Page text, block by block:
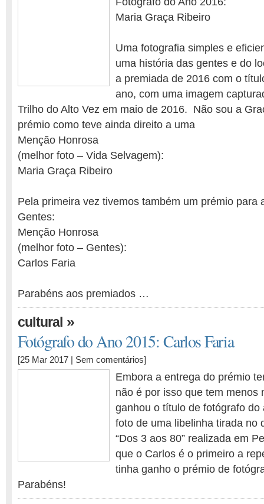
Maria Graça Ribeiro
Uma fotografia simples e
uma história das gentes e do
a premiada de 2016 com o
ano, com uma imagem
Trilho do Alto Vez em maio de 2016. Não sou a
prémio como teve ainda direito a uma
Menção Honrosa
(melhor foto – Vida Selvagem):
Maria Graça Ribeiro
Pela primeira vez tivemos também um prémio para
Gentes:
Menção Honrosa
(melhor foto – Gentes):
Carlos Faria
Parabéns aos premiados …
cultural »
Fotógrafo do Ano 2015: Carlos Faria
[25 Mar 2017 | Sem comentários]
Embora a entrega do prémio
não é por isso que tem menos
ganhou o título de fotógrafo do
foto de uma libelinha tirada no
“Dos 3 aos 80” realizada em
que o Carlos é o primeiro a
tinha ganho o prémio de
Parabéns!